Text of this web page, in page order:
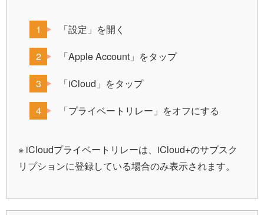
「設定」を開く
「Apple Account」をタップ
「iCloud」をタップ
「プライベートリレー」をオフにする
※ iCloudプライベートリレーは、iCloud+のサブスク
リプションに登録している場合のみ表示されます。